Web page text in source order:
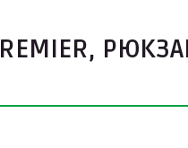
РЮКЗАК